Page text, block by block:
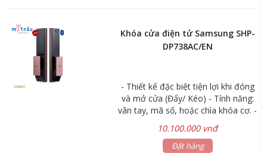
Khóa cửa điện tử Samsung SHP-
DP738AC/EN
- Thiết kế đặc biệt tiện lợi khi đóng
và mở cửa (Đẩy/ Kéo) - Tính năng:
vân tay, mã số, hoặc chìa khóa cơ. -
Đăng ký được: 100 vân tay - Chức
năng mã số ảo, cảnh báo cháy nổ,
chống trộm, chống hack - Màu: Đỏ
10.100.000 vnđ
Đặt hàng